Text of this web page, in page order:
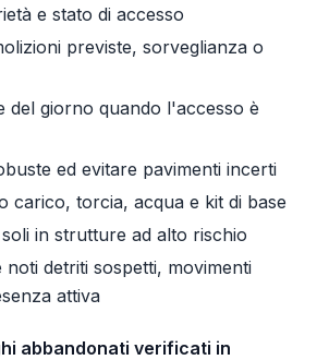
e stato di accesso
previste, sorveglianza o
del giorno quando l'accesso è
ed evitare pavimenti incerti
carico, torcia, acqua e kit di base
in strutture ad alto rischio
noti detriti sospetti, movimenti
attiva
abbandonati verificati in